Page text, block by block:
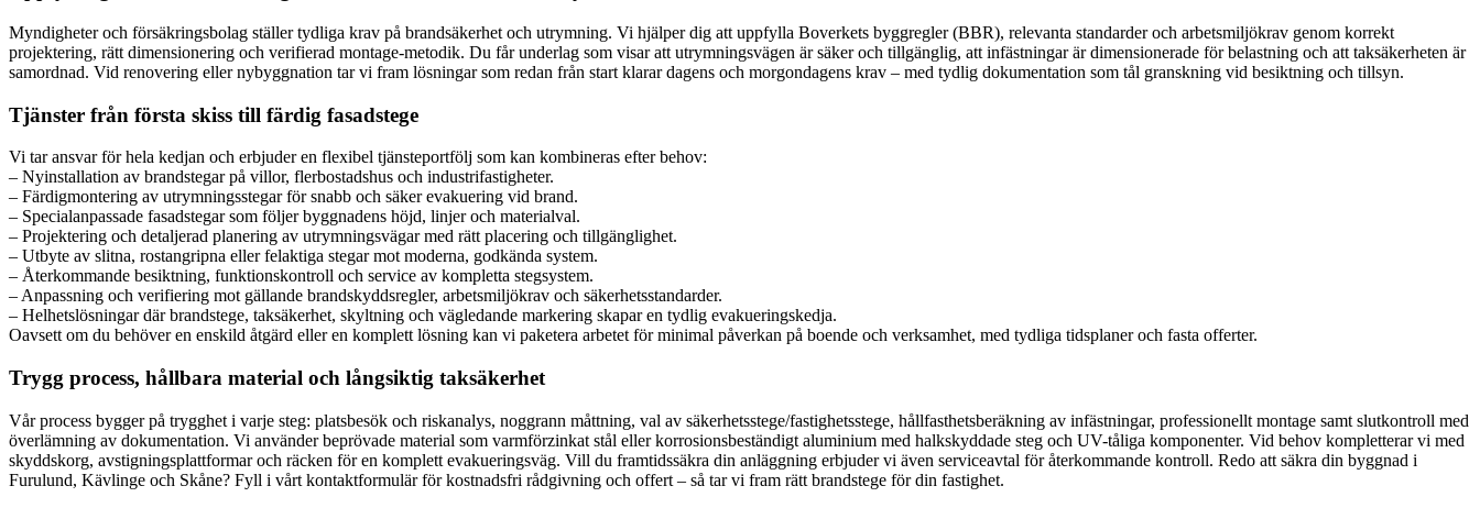
Myndigheter och försäkringsbolag ställer tydliga krav på brandsäkerhet och utrymning. Vi hjälper dig att uppfylla Boverkets byggregler (BBR), relevanta standarder och arbetsmiljökrav genom korrekt
projektering, rätt dimensionering och verifierad montage-metodik. Du får underlag som visar att utrymningsvägen är säker och tillgänglig, att infästningar är dimensionerade för belastning och att taksäkerheten är
samordnad. Vid renovering eller nybyggnation tar vi fram lösningar som redan från start klarar dagens och morgondagens krav – med tydlig dokumentation som tål granskning vid besiktning och tillsyn.
Tjänster från första skiss till färdig fasadstege
Vi tar ansvar för hela kedjan och erbjuder en flexibel tjänsteportfölj som kan kombineras efter behov:
– Nyinstallation av brandstegar på villor, flerbostadshus och industrifastigheter.
– Färdigmontering av utrymningsstegar för snabb och säker evakuering vid brand.
– Specialanpassade fasadstegar som följer byggnadens höjd, linjer och materialval.
– Projektering och detaljerad planering av utrymningsvägar med rätt placering och tillgänglighet.
– Utbyte av slitna, rostangripna eller felaktiga stegar mot moderna, godkända system.
– Återkommande besiktning, funktionskontroll och service av kompletta stegsystem.
– Anpassning och verifiering mot gällande brandskyddsregler, arbetsmiljökrav och säkerhetsstandarder.
– Helhetslösningar där brandstege, taksäkerhet, skyltning och vägledande markering skapar en tydlig evakueringskedja.
Oavsett om du behöver en enskild åtgärd eller en komplett lösning kan vi paketera arbetet för minimal påverkan på boende och verksamhet, med tydliga tidsplaner och fasta offerter.
Trygg process, hållbara material och långsiktig taksäkerhet
Vår process bygger på trygghet i varje steg: platsbesök och riskanalys, noggrann måttning, val av säkerhetsstege/fastighetsstege, hållfasthetsberäkning av infästningar, professionellt montage samt slutkontroll med
överlämning av dokumentation. Vi använder beprövade material som varmförzinkat stål eller korrosionsbeständigt aluminium med halkskyddade steg och UV-tåliga komponenter. Vid behov kompletterar vi med
skyddskorg, avstigningsplattformar och räcken för en komplett evakueringsväg. Vill du framtidssäkra din anläggning erbjuder vi även serviceavtal för återkommande kontroll. Redo att säkra din byggnad i
Furulund, Kävlinge och Skåne? Fyll i vårt kontaktformulär för kostnadsfri rådgivning och offert – så tar vi fram rätt brandstege för din fastighet.